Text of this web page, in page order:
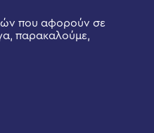
που αφορούν σε
παρακαλούμε,